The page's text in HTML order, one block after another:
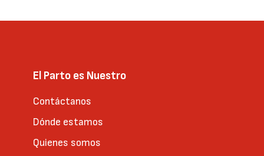
El Parto es Nuestro
Contáctanos
Dónde estamos
Quienes somos